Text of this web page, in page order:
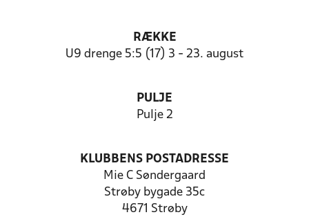
RÆKKE
U9 drenge 5:5 (17) 3 - 23. august
PULJE
Pulje 2
KLUBBENS POSTADRESSE
Mie C Søndergaard
Strøby bygade 35c
4671 Strøby